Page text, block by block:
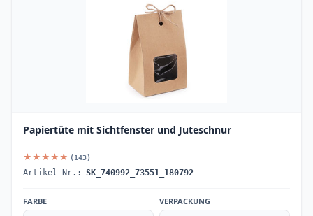
Papiertüte mit Sichtfenster und Juteschnur
★★★★★ (143)
Artikel-Nr.: SK_740992_73551_180792
FARBE VERPACKUNG